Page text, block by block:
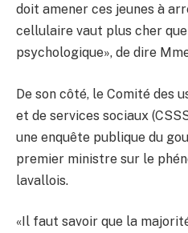
doit amener ces jeunes à
cellulaire vaut plus cher
psychologique», de dire
De son côté, le Comité des
et de services sociaux
une enquête publique du
premier ministre sur le
lavallois.
«Il faut savoir que la